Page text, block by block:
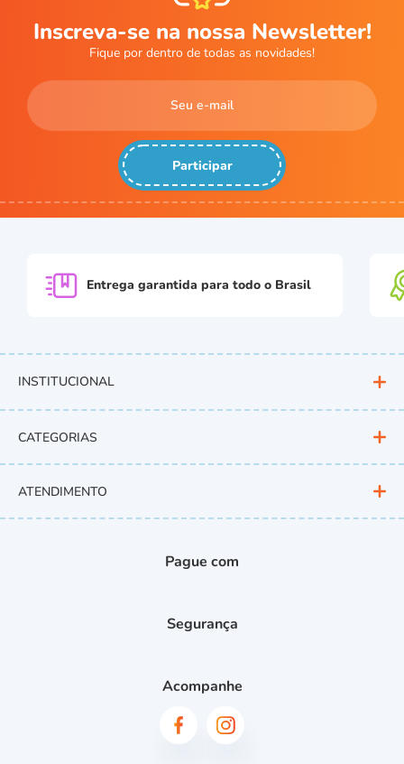
Inscreva-se na nossa Newsletter!
Fique por dentro de todas as novidades!
Participar
Entrega garantida para todo o Brasil
INSTITUCIONAL
CATEGORIAS
ATENDIMENTO
Pague com
Segurança
Acompanhe